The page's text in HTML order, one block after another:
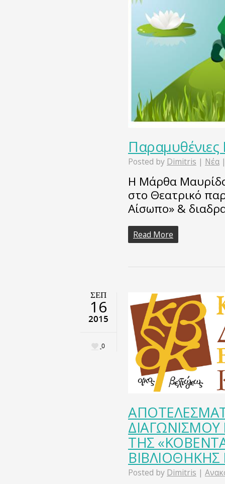
Παραμυθένιες
Posted by Dimitris | Νέα
Η Μάρθα
στο Θεατρικό
Αίσωπο» &
Read More
ΣΕΠ
16
2015
0
ΤΗΣ
Posted by Dimitris |